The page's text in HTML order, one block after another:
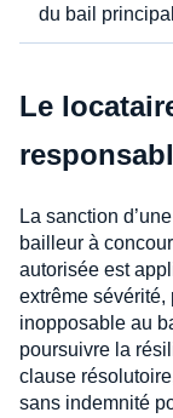
du bail
Le
La sanction
bailleur à
autorisée est
extrême
inopposable au
poursuivre la
clause
sans indemnité